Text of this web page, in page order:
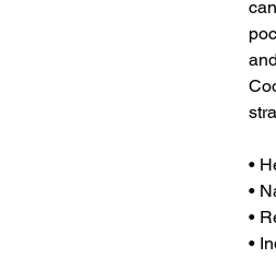
•
•
•
•